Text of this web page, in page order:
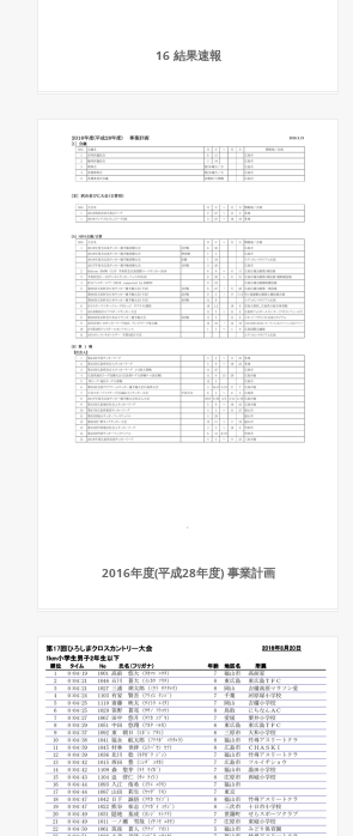
16 結果速報
2016年度(平成28年度) 事業計画